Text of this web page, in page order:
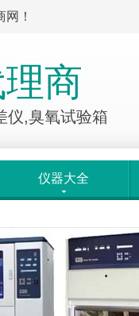
！
商
仪,臭氧试验箱
仪器大全